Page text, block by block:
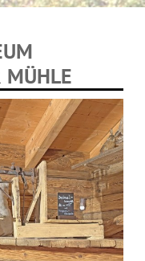
MÜHLE